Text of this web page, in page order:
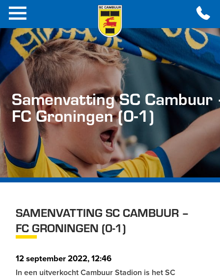
Samenvatting SC Cambuur
FC Groningen (0-1)
SAMENVATTING SC CAMBUUR –
FC GRONINGEN (0-1)
12 september 2022, 12:46
In een uitverkocht Cambuur Stadion is het SC